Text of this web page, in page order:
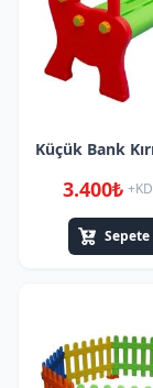
Küçük Bank
3.400₺
Sepete